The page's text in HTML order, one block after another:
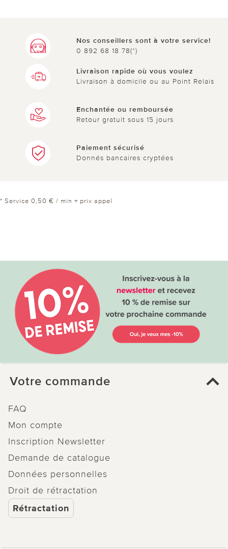
Nos conseillers sont à votre service!
0 892 68 18 78(*)
Livraison rapide où vous voulez
Livraison à domicile ou au Point Relais
Enchantée ou remboursée
Retour gratuit sous 15 jours
Paiement sécurisé
Donnés bancaires cryptées
* Service 0,50 € / min + prix appel
Votre commande
FAQ
Mon compte
Inscription Newsletter
Demande de catalogue
Données personnelles
Droit de rétractation
Rétractation